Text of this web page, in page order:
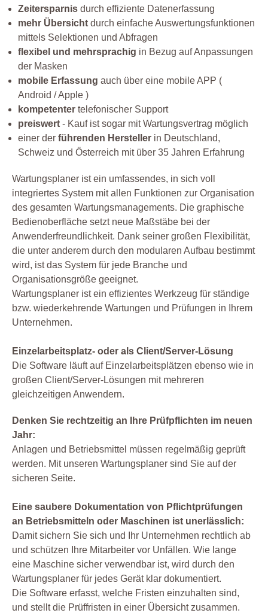
Zeitersparnis durch effiziente Datenerfassung
mehr Übersicht durch einfache Auswertungsfunktionen
mittels Selektionen und Abfragen
flexibel und mehrsprachig in Bezug auf Anpassungen
der Masken
mobile Erfassung auch über eine mobile APP (
Android / Apple )
kompetenter telefonischer Support
preiswert - Kauf ist sogar mit Wartungsvertrag möglich
einer der führenden Hersteller in Deutschland,
Schweiz und Österreich mit über 35 Jahren Erfahrung
Wartungsplaner ist ein umfassendes, in sich voll
integriertes System mit allen Funktionen zur Organisation
des gesamten Wartungsmanagements. Die graphische
Bedienoberfläche setzt neue Maßstäbe bei der
Anwenderfreundlichkeit. Dank seiner großen Flexibilität,
die unter anderem durch den modularen Aufbau bestimmt
wird, ist das System für jede Branche und
Organisationsgröße geeignet.
Wartungsplaner ist ein effizientes Werkzeug für ständige
bzw. wiederkehrende Wartungen und Prüfungen in Ihrem
Unternehmen.
Einzelarbeitsplatz- oder als Client/Server-Lösung
Die Software läuft auf Einzelarbeitsplätzen ebenso wie in
großen Client/Server-Lösungen mit mehreren
gleichzeitigen Anwendern.
Denken Sie rechtzeitig an Ihre Prüfpflichten im neuen
Jahr:
Anlagen und Betriebsmittel müssen regelmäßig geprüft
werden. Mit unseren Wartungsplaner sind Sie auf der
sicheren Seite.
Eine saubere Dokumentation von Pflichtprüfungen
an Betriebsmitteln oder Maschinen ist unerlässlich:
Damit sichern Sie sich und Ihr Unternehmen rechtlich ab
und schützen Ihre Mitarbeiter vor Unfällen. Wie lange
eine Maschine sicher verwendbar ist, wird durch den
Wartungsplaner für jedes Gerät klar dokumentiert.
Die Software erfasst, welche Fristen einzuhalten sind,
und stellt die Prüffristen in einer Übersicht zusammen.